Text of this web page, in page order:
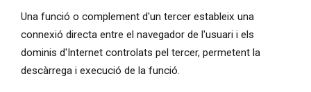
Una funció o complement d'un tercer estableix una
connexió directa entre el navegador de l'usuari i els
dominis d'Internet controlats pel tercer, permetent la
descàrrega i execució de la funció.